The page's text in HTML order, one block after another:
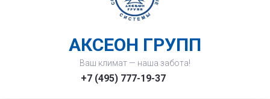
АКСЕОН ГРУПП
Ваш климат — наша забота!
+7 (495) 777-19-37